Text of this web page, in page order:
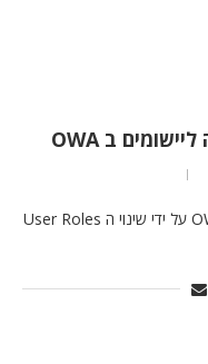
User Roles שינוי ומתן גישה ליישומים ב OWA על ידי שינוי ה User Roles